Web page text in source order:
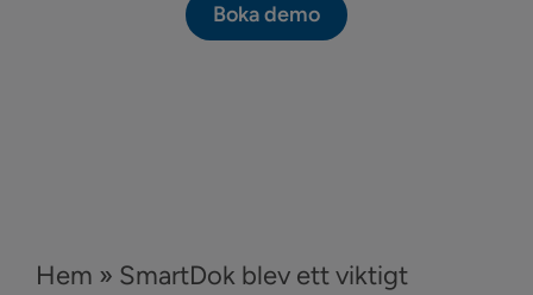
Boka demo
Hem » SmartDok blev ett viktigt